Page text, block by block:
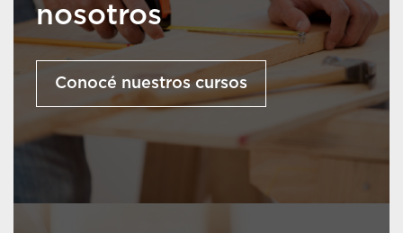
nosotros
Conocé nuestros cursos